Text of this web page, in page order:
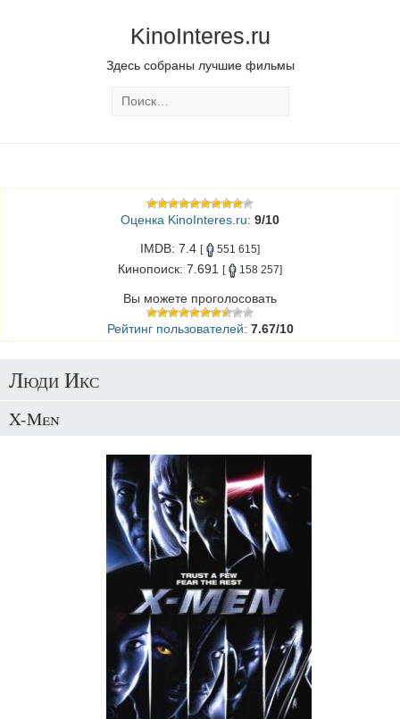
KinoInteres.ru
Здесь собраны лучшие фильмы
Оценка KinoInteres.ru: 9/10
IMDB: 7.4 [ 551 615]
Кинопоиск: 7.691 [ 158 257]
Вы можете проголосовать
Рейтинг пользователей: 7.67/10
Люди Икс
X-Men